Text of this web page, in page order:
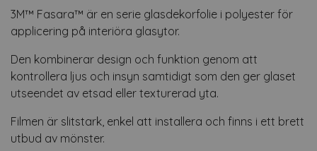
3M™ Fasara™ är en serie glasdekorfolie i polyester för
applicering på interiöra glasytor.
Den kombinerar design och funktion genom att
kontrollera ljus och insyn samtidigt som den ger glaset
utseendet av etsad eller texturerad yta.
Filmen är slitstark, enkel att installera och finns i ett brett
utbud av mönster.